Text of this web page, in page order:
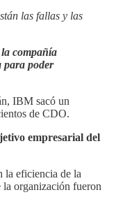
las fallas y las
la compañía
para poder
IBM sacó un
de CDO.
empresarial del
la eficiencia de la
la organización fueron